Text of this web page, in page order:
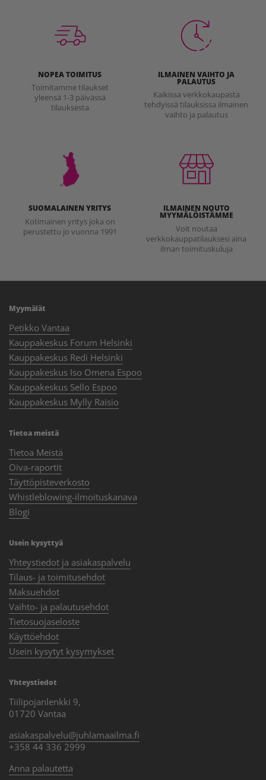
NOPEA TOIMITUS
Toimitamme tilaukset
yleensä 1-3 päivässä
tilauksesta
ILMAINEN VAIHTO JA
PALAUTUS
Kaikissa verkkokaupasta
tehdyissä tilauksissa ilmainen
vaihto ja palautus
SUOMALAINEN YRITYS
Kotimainen yritys joka on
perustettu jo vuonna 1991
ILMAINEN NOUTO
MYYMÄLÖISTÄMME
Voit noutaa
verkkokauppatilauksesi aina
ilman toimituskuluja
Myymälät
Petikko Vantaa
Kauppakeskus Forum Helsinki
Kauppakeskus Redi Helsinki
Kauppakeskus Iso Omena Espoo
Kauppakeskus Sello Espoo
Kauppakeskus Mylly Raisio
Tietoa meistä
Tietoa Meistä
Oiva-raportit
Täyttöpisteverkosto
Whistleblowing-ilmoituskanava
Blogi
Usein kysyttyä
Yhteystiedot ja asiakaspalvelu
Tilaus- ja toimitusehdot
Maksuehdot
Vaihto- ja palautusehdot
Tietosuojaseloste
Käyttöehdot
Usein kysytyt kysymykset
Yhteystiedot
Tiilipojanlenkki 9,
01720 Vantaa
asiakaspalvelu@juhlamaailma.fi
+358 44 336 2999
Anna palautetta